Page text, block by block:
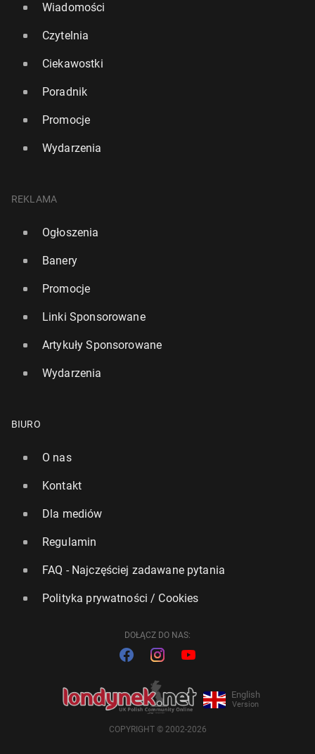
Wiadomości
Czytelnia
Ciekawostki
Poradnik
Promocje
Wydarzenia
REKLAMA
Ogłoszenia
Banery
Promocje
Linki Sponsorowane
Artykuły Sponsorowane
Wydarzenia
BIURO
O nas
Kontakt
Dla mediów
Regulamin
FAQ - Najczęściej zadawane pytania
Polityka prywatności / Cookies
DOŁĄCZ DO NAS:
English
Version
COPYRIGHT © 2002-2026